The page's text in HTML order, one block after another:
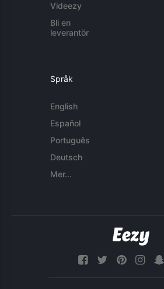
Videezy
Bli en
leverantör
Språk
English
Español
Português
Deutsch
Mer...